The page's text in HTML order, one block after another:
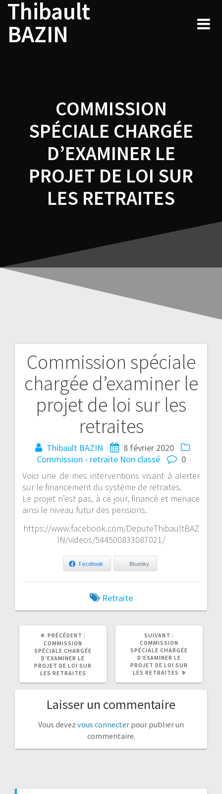
Skip
content
Thibault
BAZIN
COMMISSION
SPÉCIALE CHARGÉE
D’EXAMINER LE
PROJET DE LOI SUR
LES RETRAITES
Commission spéciale
chargée d’examiner le
projet de loi sur les
retraites
Thibault BAZIN
8 février 2020
Commission - retraite Non classé
0
Voici une de mes interventions visant à alerter
sur le financement du système de retraites.
Le projet n’est pas, à ce jour, financé et menace
ainsi le niveau futur des pensions.
https://www.facebook.com/DeputeThibaultBAZ
IN/videos/544500833087021/
Facebook Bluesky
Retraite
Navigation
de
PRÉCÉDENT :
ARTICLE
PRÉCÉDENT
COMMISSION
SPÉCIALE CHARGÉE
D’EXAMINER LE
PROJET DE LOI SUR
LES RETRAITES
SUIVANT :
ARTICLE
COMMISSION
SPÉCIALE CHARGÉE
D’EXAMINER LE
PROJET DE LOI SUR
LES RETRAITES
Laisser un commentaire
Vous devez vous connecter pour publier un
commentaire.